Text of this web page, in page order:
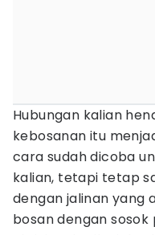
Hubungan kalian
kebosanan itu
cara sudah dicoba
kalian, tetapi tetap
dengan jalinan yang
bosan dengan